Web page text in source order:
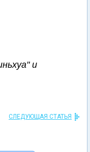
и
СЛЕДУЮЩАЯ СТАТЬЯ